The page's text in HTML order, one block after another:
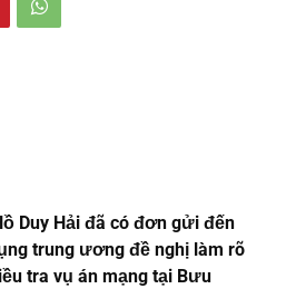
Duy Hải đã có đơn gửi đến
trung ương đề nghị làm rõ
tra vụ án mạng tại Bưu